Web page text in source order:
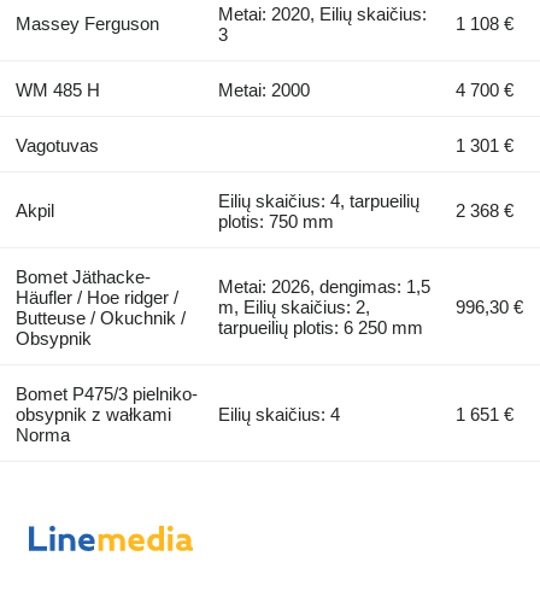
Massey Ferguson
Metai: 2020, Eilių skaičius:
3
1 108 €
WM 485 H Metai: 2000 4 700 €
Vagotuvas 1 301 €
Akpil
Eilių skaičius: 4, tarpueilių
plotis: 750 mm
2 368 €
Bomet Jäthacke-
Häufler / Hoe ridger /
Butteuse / Okuchnik /
Obsypnik
Metai: 2026, dengimas: 1,5
m, Eilių skaičius: 2,
tarpueilių plotis: 6 250 mm
996,30 €
Bomet P475/3 pielniko-
obsypnik z wałkami
Norma
Eilių skaičius: 4 1 651 €